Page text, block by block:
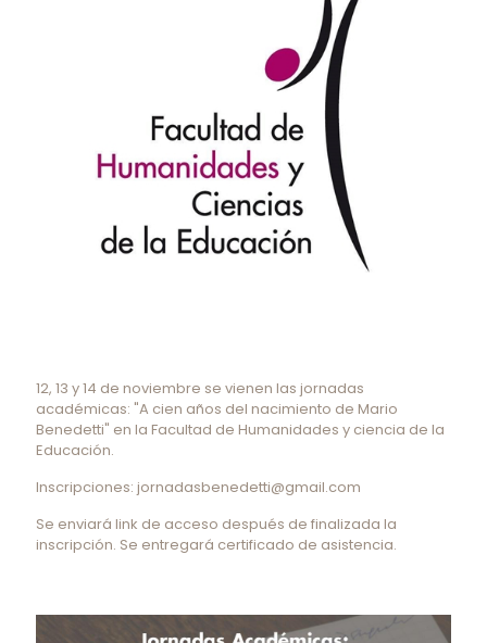
12, 13 y 14 de noviembre se vienen las jornadas
académicas: "A cien años del nacimiento de Mario
Benedetti" en la Facultad de Humanidades y ciencia de la
Educación.
Inscripciones: jornadasbenedetti@gmail.com
Se enviará link de acceso después de finalizada la
inscripción. Se entregará certificado de asistencia.